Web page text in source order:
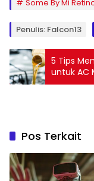
Some By Mi
Penulis: Falcon13
5 Tips
untuk AC
Pos Terkait